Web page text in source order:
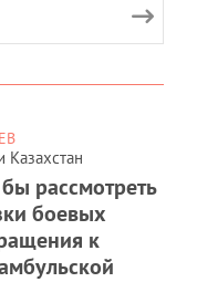
Казахстан
рассмотреть
боевых
к